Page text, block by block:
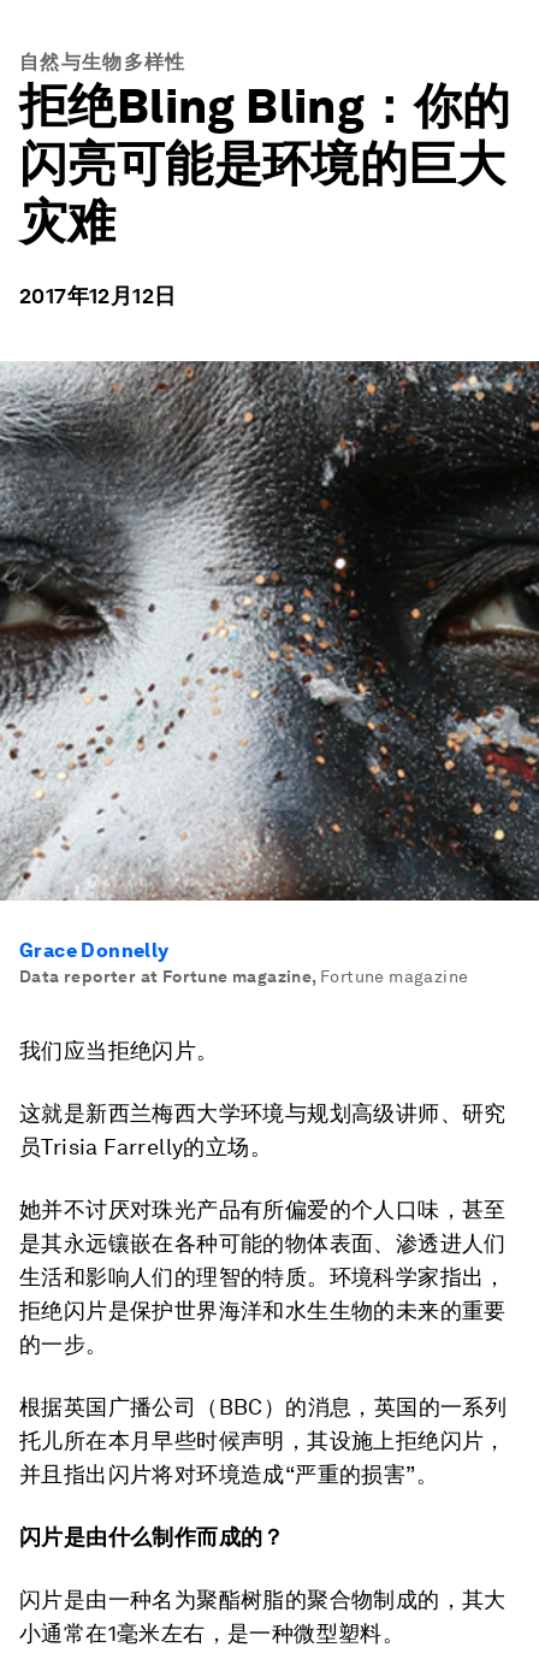
自然与生物多样性
拒绝Bling Bling：你的
闪亮可能是环境的巨大
灾难
2017年12月12日
Grace Donnelly
Data reporter at Fortune magazine, Fortune magazine
我们应当拒绝闪片。
这就是新西兰梅西大学环境与规划高级讲师、研究
员Trisia Farrelly的立场。
她并不讨厌对珠光产品有所偏爱的个人口味，甚至
是其永远镶嵌在各种可能的物体表面、渗透进人们
生活和影响人们的理智的特质。环境科学家指出，
拒绝闪片是保护世界海洋和水生生物的未来的重要
的一步。
根据英国广播公司（BBC）的消息，英国的一系列
托儿所在本月早些时候声明，其设施上拒绝闪片，
并且指出闪片将对环境造成“严重的损害”。
闪片是由什么制作而成的？
闪片是由一种名为聚酯树脂的聚合物制成的，其大
小通常在1毫米左右，是一种微型塑料。